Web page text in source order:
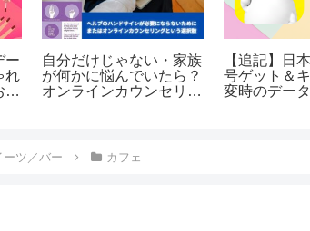
ー
れ
世
自分だけじゃない・家族
が何かに悩んでいたら？
オンラインカウンセリン
【追記】日
号ゲット＆
変時のデー
ーツ／バー カフェ